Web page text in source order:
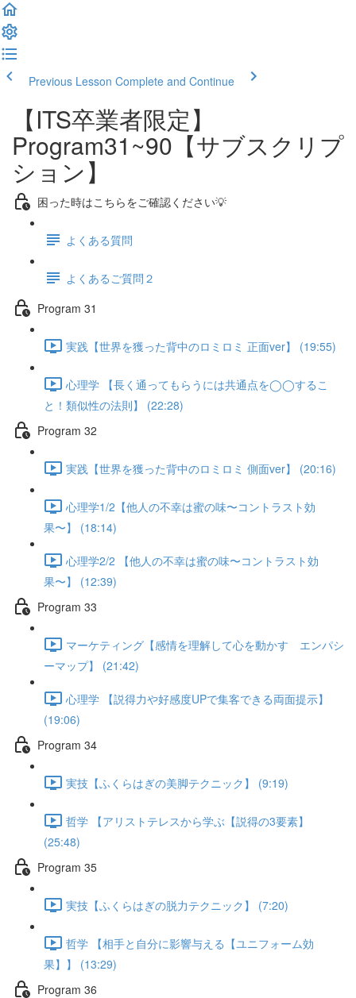
Previous Lesson Complete and Continue
【ITS卒業者限定】
Program31~90【サブスクリプ
ション】
困った時はこちらをご確認ください💡
よくある質問
よくあるご質問２
Program 31
実践【世界を獲った背中のロミロミ 正面ver】 (19:55)
心理学 【長く通ってもらうには共通点を◯◯するこ
と！類似性の法則】 (22:28)
Program 32
実践【世界を獲った背中のロミロミ 側面ver】 (20:16)
心理学1/2【他人の不幸は蜜の味〜コントラスト効
果〜】 (18:14)
心理学2/2 【他人の不幸は蜜の味〜コントラスト効
果〜】 (12:39)
Program 33
マーケティング【感情を理解して心を動かす エンパシ
ーマップ】 (21:42)
心理学 【説得力や好感度UPで集客できる両面提示】
(19:06)
Program 34
実技【ふくらはぎの美脚テクニック】 (9:19)
哲学 【アリストテレスから学ぶ【説得の3要素】
(25:48)
Program 35
実技【ふくらはぎの脱力テクニック】 (7:20)
哲学 【相手と自分に影響与える【ユニフォーム効
果】】 (13:29)
Program 36